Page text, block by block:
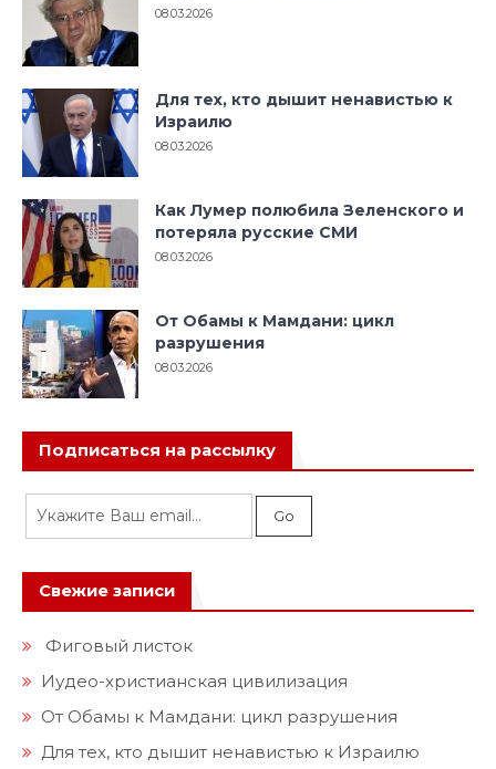
08.03.2026
Для тех, кто дышит ненавистью к
Израилю
08.03.2026
Как Лумер полюбила Зеленского и
потеряла русские СМИ
08.03.2026
От Обамы к Мамдани: цикл
разрушения
08.03.2026
Подписаться на рассылку
Свежие записи
Фиговый листок
Иудео-христианская цивилизация
От Обамы к Мамдани: цикл разрушения
Для тех, кто дышит ненавистью к Израилю